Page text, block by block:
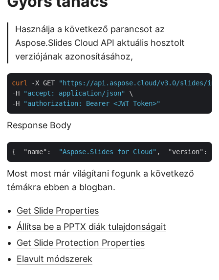
Használja a következő parancsot az
Aspose.Slides Cloud API aktuális hosztolt
verziójának azonosításához,
curl -X GET
"https://api.aspose.cloud/v3.0/slides/
-H
"accept: application/json"
\
-H
"authorization: Bearer <JWT Token>"
Response Body
{ "name" : "Aspose.Slides for Cloud" , "version" :
Most most már világítani fogunk a következő
témákra ebben a blogban.
Get Slide Properties
Állítsa be a PPTX diák tulajdonságait
Get Slide Protection Properties
Elavult módszerek